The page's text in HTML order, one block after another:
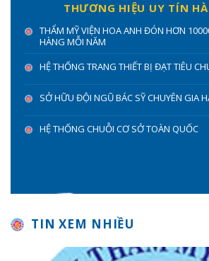
THƯƠNG HIỆU UY TÍN
THẨM MỸ VIỆN HOA ANH ĐÓN HƠN
HÀNG MỖI NĂM
HỆ THỐNG TRANG THIẾT BỊ ĐẠT TIÊU
SỞ HỮU ĐỘI NGŨ BÁC SỸ CHUYÊN GIA
HỆ THỐNG CHUỖI CƠ SỞ TOÀN QUỐC
TIN XEM NHIỀU